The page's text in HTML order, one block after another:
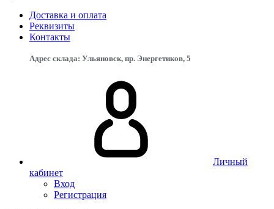
Доставка и оплата
Реквизиты
Контакты
Адрес склада: Ульяновск, пр. Энергетиков, 5
Личный
кабинет
Вход
Регистрация